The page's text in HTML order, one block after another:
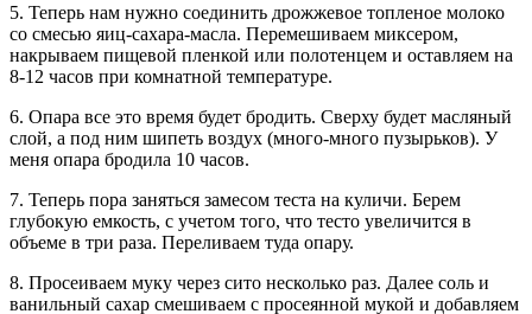
5. Теперь нам нужно соединить дрожжевое топленое молоко
со смесью яиц-сахара-масла. Перемешиваем миксером,
накрываем пищевой пленкой или полотенцем и оставляем на
8-12 часов при комнатной температуре.
6. Опара все это время будет бродить. Сверху будет масляный
слой, а под ним шипеть воздух (много-много пузырьков). У
меня опара бродила 10 часов.
7. Теперь пора заняться замесом теста на куличи. Берем
глубокую емкость, с учетом того, что тесто увеличится в
объеме в три раза. Переливаем туда опару.
8. Просеиваем муку через сито несколько раз. Далее соль и
ванильный сахар смешиваем с просеянной мукой и добавляем